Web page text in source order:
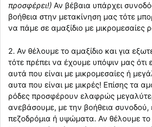
προσφέρει!) Αν βέβαια υπάρχει
βοήθεια στην μετακίνηση μας τότε
να πάμε σε αμαξίδιο με μικρομεσαίες
2. Αν θέλουμε το αμαξίδιο και για
τότε πρέπει να έχουμε υπόψιν μας
αυτά που είναι με μικρομεσαίες ή
αυτα που είναι με μικρές! Επίσης τα
ρόδες προσφέρουν ελαφρώς
ανεβάσουμε, με την βοήθεια συνοδού,
πεζοδρόμια ή υψώματα. Αν θέλουμε το